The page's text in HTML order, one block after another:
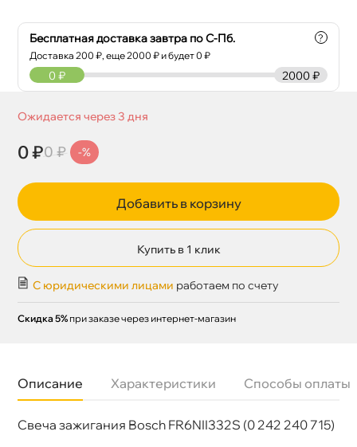
Бесплатная доставка завтра по С-Пб.
Доставка200 ₽, еще2000 ₽ и будет 0 ₽
?
2000 ₽
0 ₽
Ожидается через 3 дня
0 ₽0 ₽ -%
Добавить в корзину
Купить в 1 клик
С юридическими лицами работаем по счету
Скидка 5% при заказе через интернет-магазин
Описание Характеристики Способы оплаты
Свеча зажигания Bosch FR6NII332S (0 242 240 715)
Бренд
BOSCH